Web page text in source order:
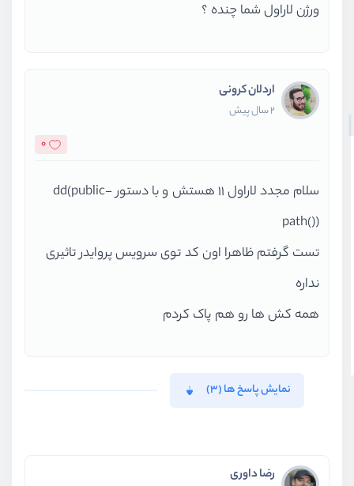
ورژن لاراول شما چنده ؟
اردلان کرونی
2 سال پیش
0
سلام مجدد لاراول 11 هستش و با دستور dd(public-
path())
تست گرفتم ظاهرا اون کد توی سرویس پروایدر تاثیری
نداره
همه کش ها رو هم پاک کردم
نمایش پاسخ ها (3)
رضا داوری